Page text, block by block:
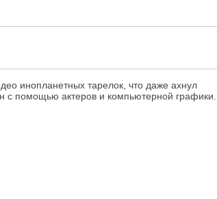
инопланетных тарелок, что даже ахнул
с помощью актеров и компьютерной графики...